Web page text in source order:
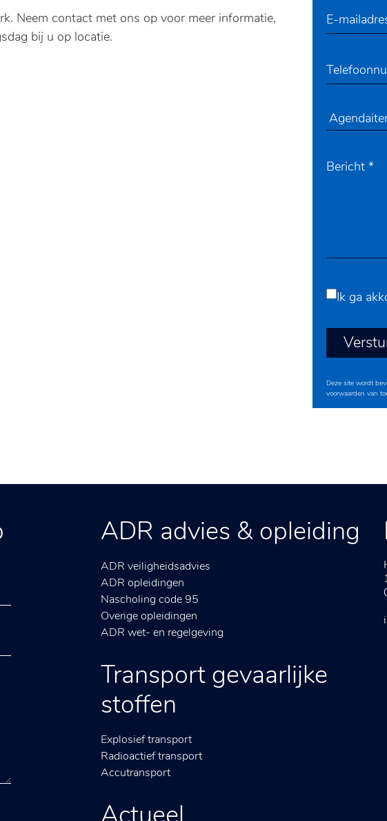
Neem contact met ons op voor meer informatie,
bij u op locatie.
Ik ga
Deze site wordt
voorwaarden van
ADR advies & opleiding
ADR veiligheidsadvies
ADR opleidingen
Nascholing code 95
Overige opleidingen
ADR wet- en regelgeving
Transport gevaarlijke
stoffen
Explosief transport
Radioactief transport
Accutransport